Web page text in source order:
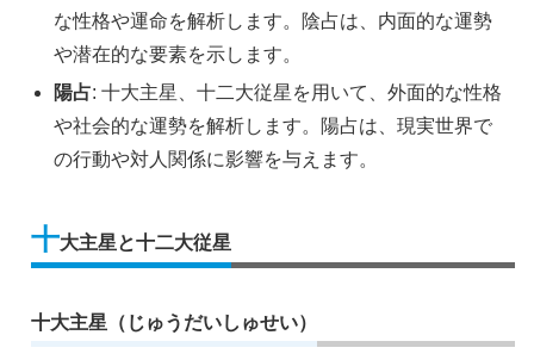
な性格や運命を解析します。陰占は、内面的な運勢
や潜在的な要素を示します。
陽占: 十大主星、十二大従星を用いて、外面的な性格
や社会的な運勢を解析します。陽占は、現実世界で
の行動や対人関係に影響を与えます。
十大主星と十二大従星
十大主星（じゅうだいしゅせい）